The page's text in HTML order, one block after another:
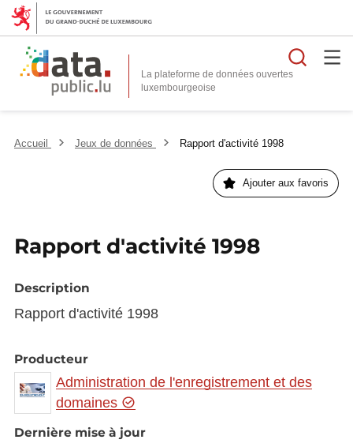
La plateforme de données ouvertes
Accueil Jeux de données Rapport d'activité 1998
Ajouter aux favoris
Rapport d'activité 1998
Description
Rapport d'activité 1998
Producteur
Administration de l'enregistrement et des
domaines
Dernière mise à jour